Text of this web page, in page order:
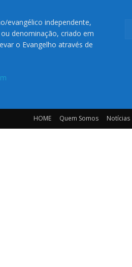
evangélico independente,
denominação, criado em
o Evangelho através de
HOME Quem Somos Notícias